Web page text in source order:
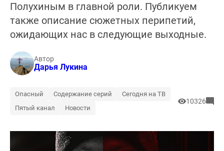
Полухиным в главной роли. Публикуем
также описание сюжетных перипетий,
ожидающих нас в следующие выходные.
Автор
Дарья Лукина
Опасный Содержание серий
Сегодня на ТВ
Пятый канал
Новости
10326